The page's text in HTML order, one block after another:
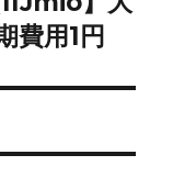
費用1円